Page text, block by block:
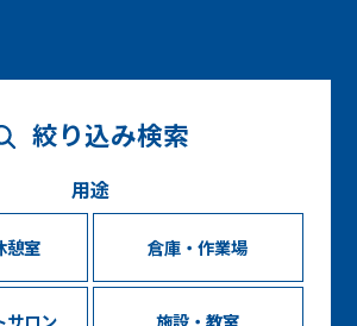
絞り込み検索
用途
憩室 倉庫・作業場
サロン 施設・教室